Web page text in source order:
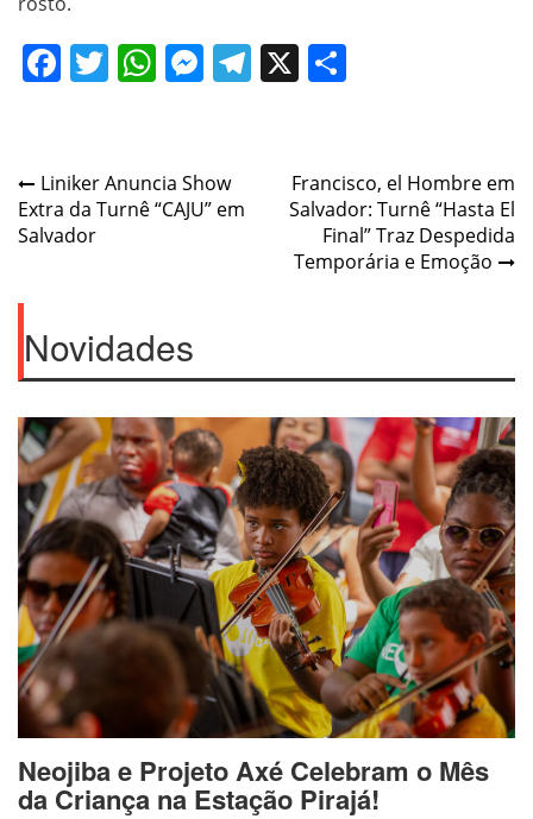
Facebook
Twitter
WhatsApp
Messenger
Telegram
X
Navegação
de
Liniker Anuncia Show
Extra da Turnê “CAJU” em
Salvador
Francisco, el Hombre em
Salvador: Turnê “Hasta El
Final” Traz Despedida
Temporária e Emoção
Novidades
Neojiba e Projeto Axé Celebram o Mês
da Criança na Estação Pirajá!